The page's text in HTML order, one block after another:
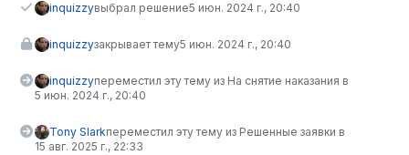
inquizzyвыбрал решение5 июн. 2024 г., 20:40
inquizzyзакрывает тему5 июн. 2024 г., 20:40
inquizzyпереместил эту тему из На снятие наказания в
5 июн. 2024 г., 20:40
Tony Slarkпереместил эту тему из Решенные заявки в
15 авг. 2025 г., 22:33